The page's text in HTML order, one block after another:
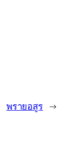
พรายอสูร →